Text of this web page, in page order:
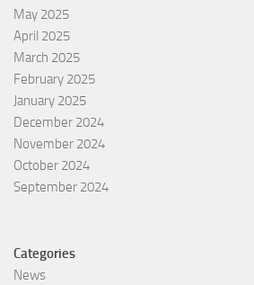
May 2025
April 2025
March 2025
February 2025
January 2025
December 2024
November 2024
October 2024
September 2024
Categories
News